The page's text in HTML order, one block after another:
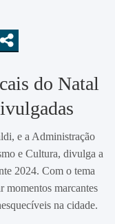
do Natal
e a Administração
e Cultura, divulga a
2024. Com o tema
momentos marcantes
na cidade.